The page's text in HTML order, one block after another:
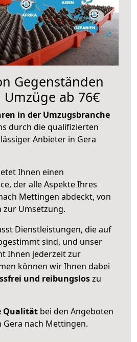
Gegenständen
ab 76€
in der Umzugsbranche
durch die qualifizierten
Anbieter in Gera
Ihnen einen
der alle Aspekte Ihres
Mettingen abdeckt, von
zur Umsetzung.
Dienstleistungen, die auf
sind, und unser
Ihnen jederzeit zur
können wir Ihnen dabei
und reibungsloszu
Qualität bei den Angeboten
nach Mettingen.